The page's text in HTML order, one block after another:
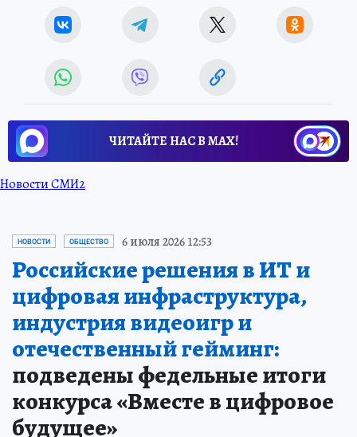
ЧИТАЙТЕ НАС В МАХ!
Новости СМИ2
НОВОСТИ ОБЩЕСТВО 6 июля 2026 12:53
Российские решения в ИТ и
цифровая инфраструктура,
индустрия видеоигр и
отечественный гейминг:
подведены федельные итоги
конкурса «Вместе в цифровое
будущее»